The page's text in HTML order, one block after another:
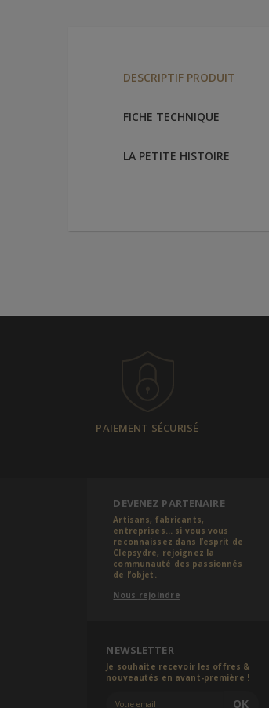
DESCRIPTIF PRODUIT
FICHE TECHNIQUE
LA PETITE HISTOIRE
PAIEMENT SÉCURISÉ
DEVENEZ PARTENAIRE
Artisans, fabricants,
entreprises... si vous vous
reconnaissez dans l’esprit de
Clepsydre, rejoignez la
communauté des passionnés
de l’objet.
Nous rejoindre
NEWSLETTER
Je souhaite recevoir les offres &
nouveautés en avant-première !
OK